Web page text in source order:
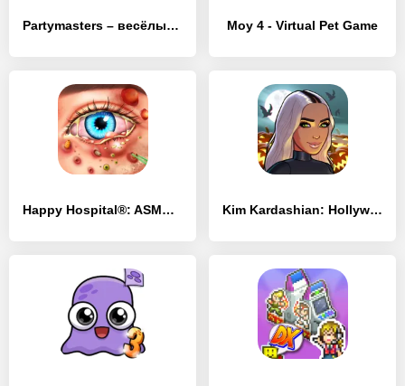
Partymasters – весёлый кликер Moy 4 - Virtual Pet Game
Happy Hospital®: ASMR Blast Kim Kardashian: Hollywood